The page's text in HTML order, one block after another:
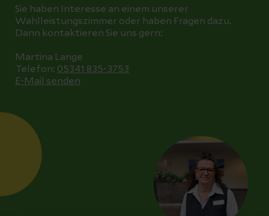
Sie haben Interesse an einem unserer
Wahlleistungszimmer oder haben Fragen dazu.
Dann kontaktieren Sie uns gern:
Martina Lange
Telefon: 05341 835-3753
E-Mail senden